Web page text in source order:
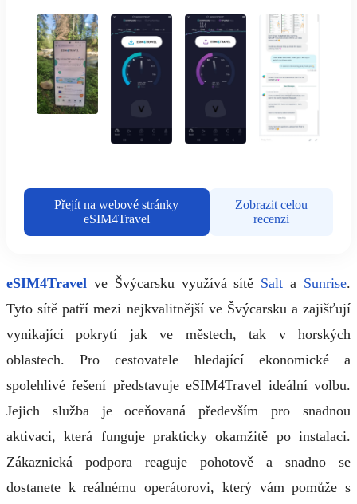
Přejít na webové stránky
eSIM4Travel
Zobrazit celou
recenzi
eSIM4Travel ve Švýcarsku využívá sítě Salt a Sunrise.
Tyto sítě patří mezi nejkvalitnější ve Švýcarsku a zajišťují
vynikající pokrytí jak ve městech, tak v horských
oblastech. Pro cestovatele hledající ekonomické a
spolehlivé řešení představuje eSIM4Travel ideální volbu.
Jejich služba je oceňovaná především pro snadnou
aktivaci, která funguje prakticky okamžitě po instalaci.
Zákaznická podpora reaguje pohotově a snadno se
dostanete k reálnému operátorovi, který vám pomůže s